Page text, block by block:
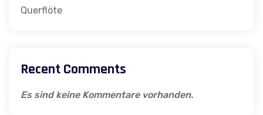
Querflöte
Recent Comments
Es sind keine Kommentare vorhanden.